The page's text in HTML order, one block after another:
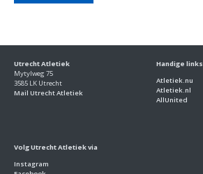
Utrecht Atletiek
Mytylweg 75
3585 LK Utrecht
Mail Utrecht Atletiek
Handige links
Atletiek.nu
Atletiek.nl
AllUnited
Volg Utrecht Atletiek via
Instagram